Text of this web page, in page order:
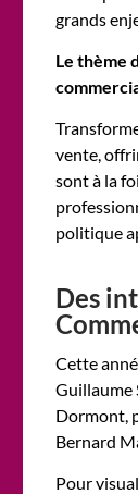
grands
Le thème
vente,
sont à la
politique
Des
Cette
Guillaume
Dormont,
Bernard
Pour